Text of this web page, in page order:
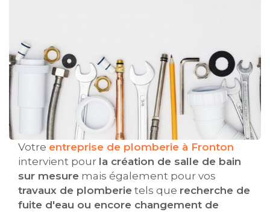
Votre entreprise de plomberie à Fronton
intervient pour la création de salle de bain
sur mesure mais également pour vos
travaux de plomberie tels que recherche de
fuite d'eau ou encore changement de